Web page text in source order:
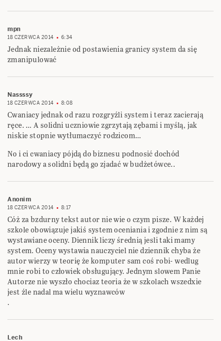
mpn
18 CZERWCA 2014 6:34
Jednak niezależnie od postawienia granicy system da się
zmanipulować
Nassssy
18 CZERWCA 2014 8:08
Cwaniacy jednak od razu rozgryźli system i teraz zacierają
ręce. … A solidni uczniowie zgrzytają zębami i myślą, jak
niskie stopnie wytłumaczyć rodzicom…
No i ci cwaniacy pójdą do biznesu podnosić dochód
narodowy a solidni będą go zjadać w budżetówce..
Anonim
18 CZERWCA 2014 8:17
Cóż za bzdurny tekst autor nie wie o czym pisze. W każdej
szkole obowiązuje jakiś system oceniania i zgodnie z nim są
wystawiane oceny. Diennik liczy średnią jesli taki mamy
system. Oceny wystawia nauczyciel nie dziennik chyba że
autor wierzy w teorię że komputer sam coś robi- wedlug
mnie robi to człowiek obsługujący. Jednym slowem Panie
Autorze nie wyszło chociaz teoria że w szkolach wszedxie
jest źle nadal ma wielu wyznawców
.
Lech